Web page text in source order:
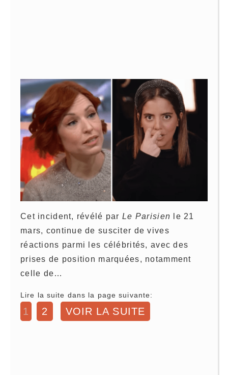
Cet incident, révélé par Le Parisien le 21
mars, continue de susciter de vives
réactions parmi les célébrités, avec des
prises de position marquées, notamment
celle de…
Lire la suite dans la page suivante:
1 2 VOIR LA SUITE